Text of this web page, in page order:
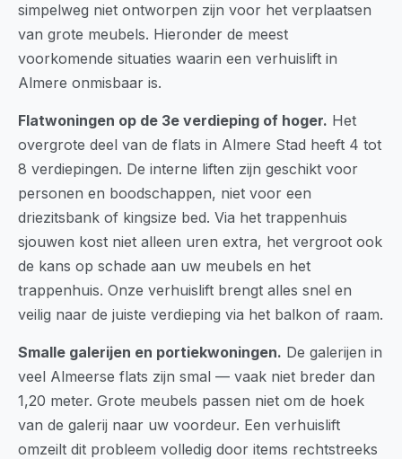
simpelweg niet ontworpen zijn voor het verplaatsen
van grote meubels. Hieronder de meest
voorkomende situaties waarin een verhuislift in
Almere onmisbaar is.
Flatwoningen op de 3e verdieping of hoger. Het
overgrote deel van de flats in Almere Stad heeft 4 tot
8 verdiepingen. De interne liften zijn geschikt voor
personen en boodschappen, niet voor een
driezitsbank of kingsize bed. Via het trappenhuis
sjouwen kost niet alleen uren extra, het vergroot ook
de kans op schade aan uw meubels en het
trappenhuis. Onze verhuislift brengt alles snel en
veilig naar de juiste verdieping via het balkon of raam.
Smalle galerijen en portiekwoningen. De galerijen in
veel Almeerse flats zijn smal — vaak niet breder dan
1,20 meter. Grote meubels passen niet om de hoek
van de galerij naar uw voordeur. Een verhuislift
omzeilt dit probleem volledig door items rechtstreeks